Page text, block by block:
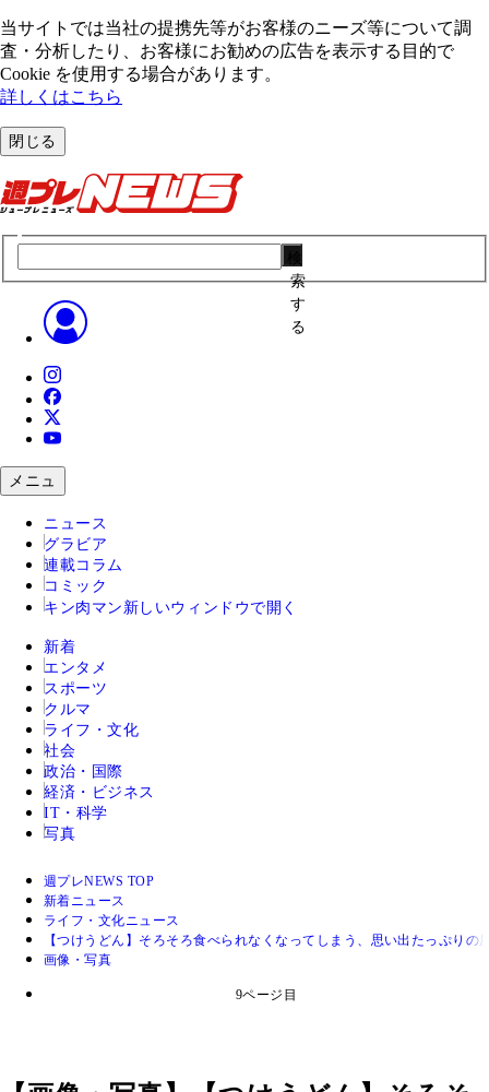
当サイトでは当社の提携先等がお客様のニーズ等について調
査・分析したり、お客様にお勧めの広告を表⽰する⽬的で
Cookie を使⽤する場合があります。
詳しくはこちら
閉じる
索
す
る
メニュ
ニュース
グラビア
連載コラム
コミック
キン肉マン 新しいウィンドウで開く
新着
エンタメ
スポーツ
クルマ
ライフ・文化
社会
政治・国際
経済・ビジネス
IT・科学
写真
週プレNEWS TOP
新着ニュース
ライフ・文化ニュース
【つけうどん】そろそろ食べられなくなってしまう、思い出たっぷり
画像・写真
9ページ目